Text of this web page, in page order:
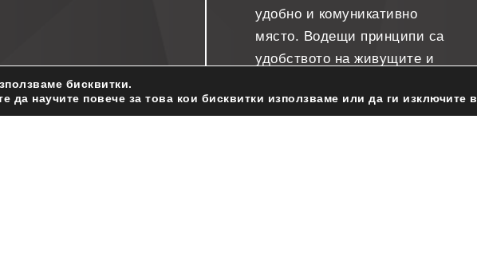
удобно и комуникативно
място. Водещи принципи са
удобството на живущите и
сградата. При строителството
бисквитки.
да научите повече за това кои бисквитки използваме или да ги изключите в